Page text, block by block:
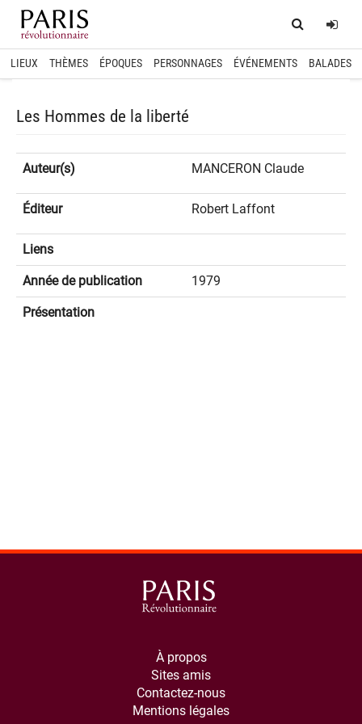
Home
LIEUX THÈMES ÉPOQUES PERSONNAGES ÉVÉNEMENTS BALADES
Les Hommes de la liberté
Auteur(s) MANCERON Claude
Éditeur Robert Laffont
Liens
Année de publication 1979
Présentation
À propos
Sites amis
Contactez-nous
Mentions légales